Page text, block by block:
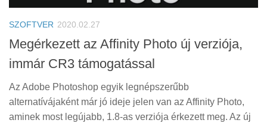
Helyszíni Riport
E-BB
SZOFTVER 2020.02.27
Megérkezett az Affinity Photo új verziója,
immár CR3 támogatással
Az Adobe Photoshop egyik legnépszerűbb
alternatívájaként már jó ideje jelen van az Affinity Photo,
aminek most legújabb, 1.8-as verziója érkezett meg. Az új